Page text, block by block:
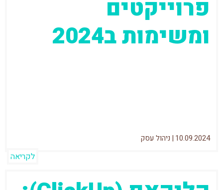
פרוייקטים
ומשימות ב2024
10.09.2024
| ניהול עסק
לקריאה